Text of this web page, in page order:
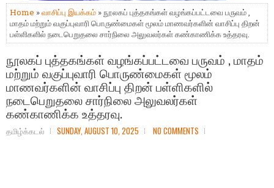
Home »வாசிப்பு இயக்கம் » நூலகப் புத்தகங்கள் வழங்கப்பட்டவை பருவம் ,
மாதம் மற்றும் வகுப்புவாரி பொருண்மைகள் மூலம் மாணவர்களின் வாசிப்பு திறன்
பள்ளிகளில் நடைபெறுதலை சார்நிலை அலுவலர்கள் கண்காணிக்க உத்தரவு.
நூலகப் புத்தகங்கள் வழங்கப்பட்டவை பருவம் , மாதம்
மற்றும் வகுப்புவாரி பொருண்மைகள் மூலம்
மாணவர்களின் வாசிப்பு திறன் பள்ளிகளில்
நடைபெறுதலை சார்நிலை அலுவலர்கள்
கண்காணிக்க உத்தரவு.
தமிழ்க்கடல் SUNDAY, AUGUST 10, 2025 NO COMMENTS